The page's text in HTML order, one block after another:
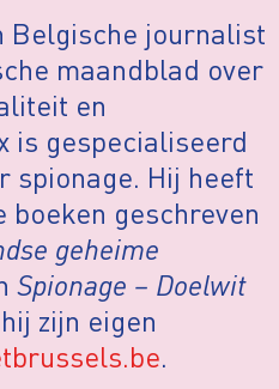
Belgische journalist
maandblad over
en
is gespecialiseerd
spionage. Hij heeft
geschreven
geheime
Spionage – Doelwit
zijn eigen
.